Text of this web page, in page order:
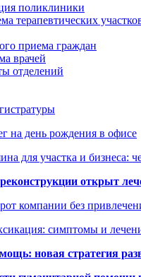
поликлиники
терапевтических
приема граждан
врачей
отделений
на день рождения в офисе
для участка и бизнеса:
открыт
компании без
симптомы и
новая стратегия